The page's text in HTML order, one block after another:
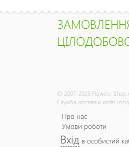
ЗАМОВЛЕННЯ
© 2007-2023 Flowers-
Служба доставки квітів і
Про нас
Умови роботи
Вхід в особистий